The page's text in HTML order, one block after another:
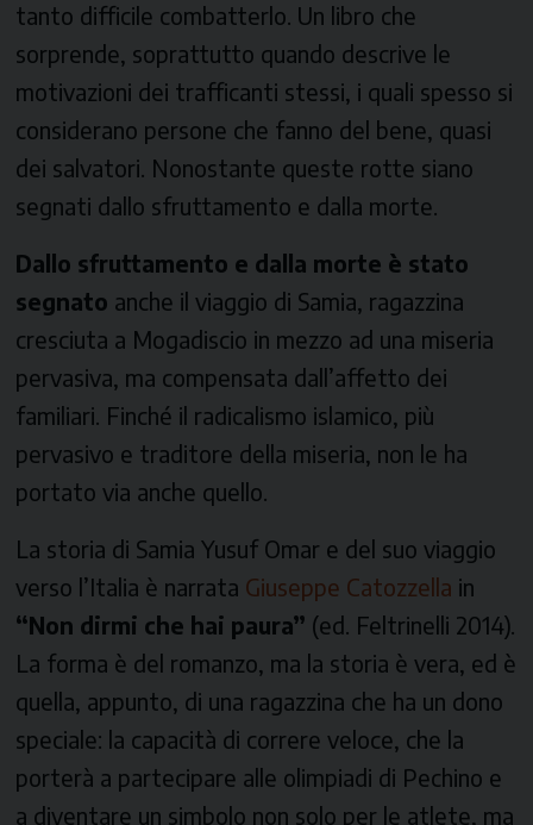
tanto difficile combatterlo. Un libro che
sorprende, soprattutto quando descrive le
motivazioni dei trafficanti stessi, i quali spesso si
considerano persone che fanno del bene, quasi
dei salvatori. Nonostante queste rotte siano
segnati dallo sfruttamento e dalla morte.
Dallo sfruttamento e dalla morte è stato
segnato anche il viaggio di Samia, ragazzina
cresciuta a Mogadiscio in mezzo ad una miseria
pervasiva, ma compensata dall’affetto dei
familiari. Finché il radicalismo islamico, più
pervasivo e traditore della miseria, non le ha
portato via anche quello.
La storia di Samia Yusuf Omar e del suo viaggio
verso l’Italia è narrata Giuseppe Catozzella in
“Non dirmi che hai paura” (ed. Feltrinelli 2014).
La forma è del romanzo, ma la storia è vera, ed è
quella, appunto, di una ragazzina che ha un dono
speciale: la capacità di correre veloce, che la
porterà a partecipare alle olimpiadi di Pechino e
a diventare un simbolo non solo per le atlete, ma